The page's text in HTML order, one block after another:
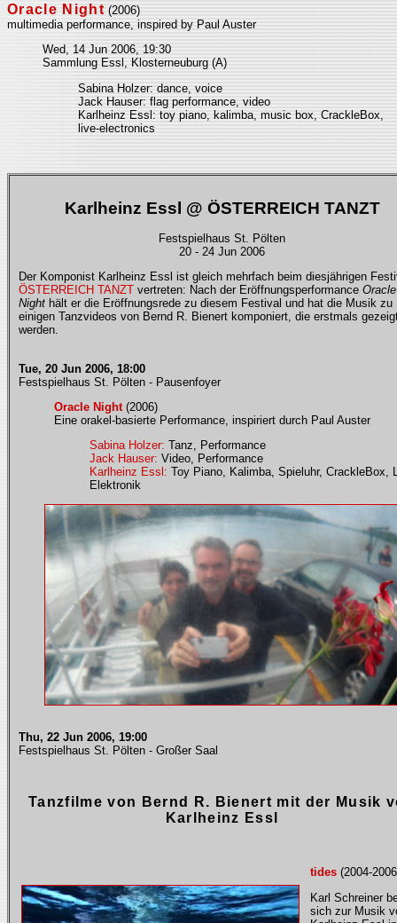
Oracle Night (2006)
multimedia performance, inspired by Paul Auster
Wed, 14 Jun 2006, 19:30
Sammlung Essl, Klosterneuburg (A)
Sabina Holzer: dance, voice
Jack Hauser: flag performance, video
Karlheinz Essl: toy piano, kalimba, music box, CrackleBox,
live-electronics
Karlheinz Essl @ ÖSTERREICH TANZT
Festspielhaus St. Pölten
20 - 24 Jun 2006
Der Komponist Karlheinz Essl ist gleich mehrfach beim diesjährigen
ÖSTERREICH TANZT vertreten: Nach der Eröffnungsperformance Oracle
Night hält er die Eröffnungsrede zu diesem Festival und hat die Musik zu
einigen Tanzvideos von Bernd R. Bienert komponiert, die erstmals
werden.
Tue, 20 Jun 2006, 18:00
Festspielhaus St. Pölten - Pausenfoyer
Oracle Night (2006)
Eine orakel-basierte Performance, inspiriert durch Paul Auster
Sabina Holzer: Tanz, Performance
Jack Hauser: Video, Performance
Karlheinz Essl: Toy Piano, Kalimba, Spieluhr, CrackleBox,
Elektronik
Thu, 22 Jun 2006, 19:00
Festspielhaus St. Pölten - Großer Saal
Tanzfilme von Bernd R. Bienert mit der Musik
Karlheinz Essl
tides (2004-
Karl Schreiner
sich zur Musik